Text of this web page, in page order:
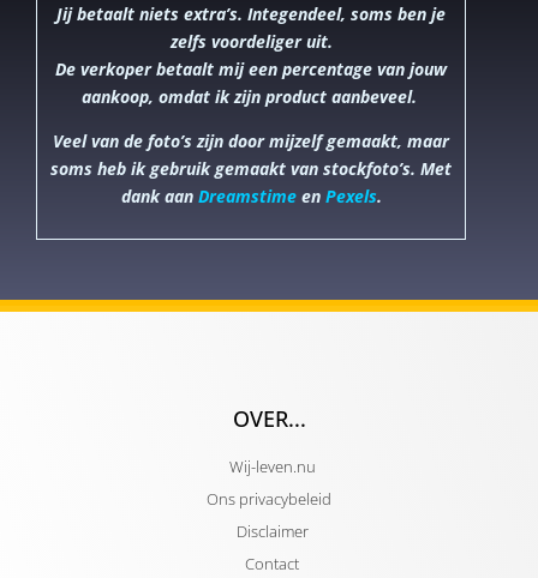
Jij betaalt niets extra’s. Integendeel, soms ben je
zelfs voordeliger uit.
De verkoper betaalt mij een percentage van jouw
aankoop, omdat ik zijn product aanbeveel.
Veel van de foto’s zijn door mijzelf gemaakt, maar
soms heb ik gebruik gemaakt van stockfoto’s. Met
dank aan Dreamstime en Pexels.
OVER...
Wij-leven.nu
Ons privacybeleid
Disclaimer
Contact